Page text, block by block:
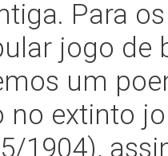
Para
jogo de
um
no extinto
1904),